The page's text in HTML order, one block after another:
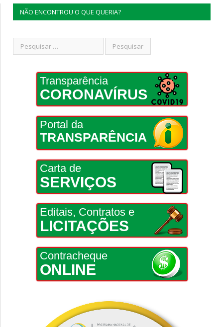
NÃO ENCONTROU O QUE QUERIA?
Transparência
CORONAVÍRUS
Portal da
TRANSPARÊNCIA
Carta de
SERVIÇOS
Editais, Contratos e
LICITAÇÕES
Contracheque
ONLINE